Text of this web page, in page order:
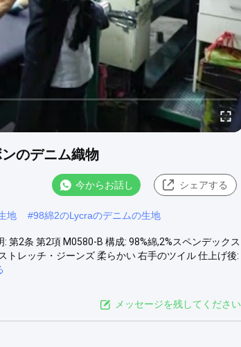
のデニム織物
今からお話し シェアする
地 #98綿2のLycraのデニムの生地
第2条 第2項 M0580-B 構成: 98%綿,2%スペンデックス
トレッチ・ジーンズ 柔らかい 右手のツイル 仕上げ後:
メッセージを残してください.